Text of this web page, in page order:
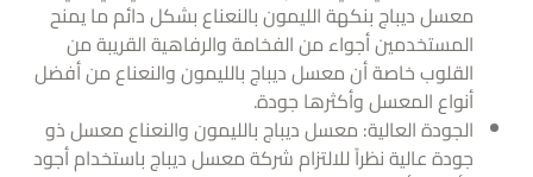
معسل ديباج بنكهة الليمون بالنعناع بشكل دائم ما يمنح
المستخدمين أجواء من الفخامة والرفاهية القريبة من
القلوب خاصة أن معسل ديباج بالليمون والنعناع من أفضل
أنواع المعسل وأكثرها جودة.
الجودة العالية: معسل ديباج بالليمون والنعناع معسل ذو
جودة عالية نظراً للالتزام شركة معسل ديباج باستخدام أجود